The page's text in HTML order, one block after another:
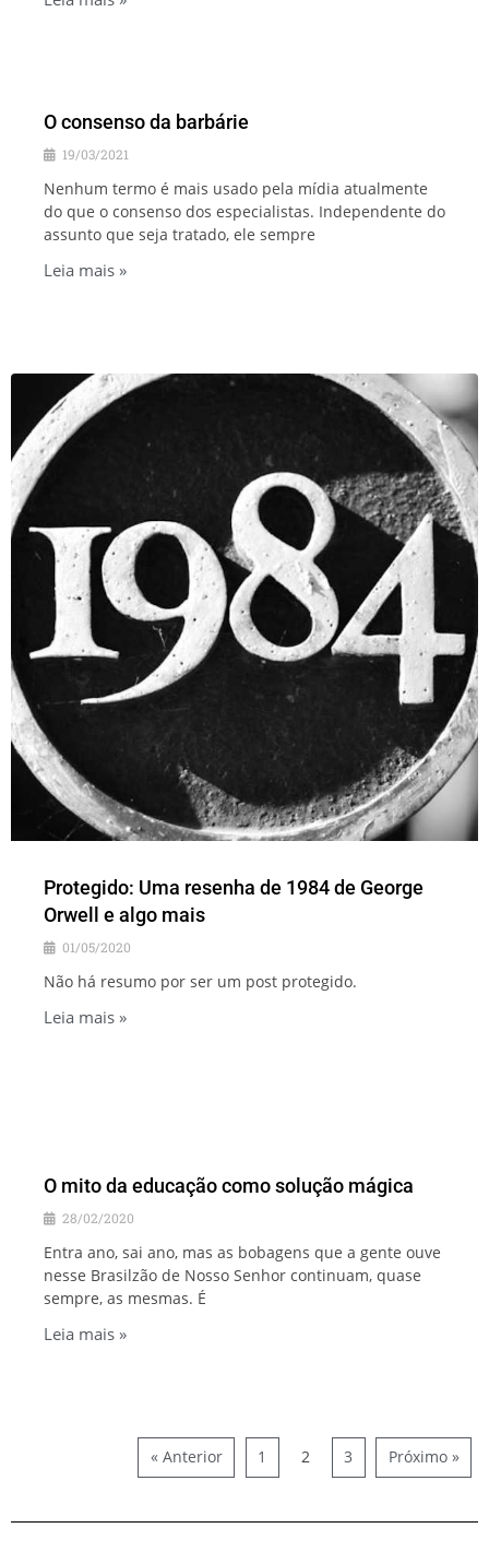
O consenso da barbárie
19/03/2021
Nenhum termo é mais usado pela mídia atualmente
do que o consenso dos especialistas. Independente do
assunto que seja tratado, ele sempre
Leia mais »
Protegido: Uma resenha de 1984 de George
Orwell e algo mais
01/05/2020
Não há resumo por ser um post protegido.
Leia mais »
O mito da educação como solução mágica
28/02/2020
Entra ano, sai ano, mas as bobagens que a gente ouve
nesse Brasilzão de Nosso Senhor continuam, quase
sempre, as mesmas. É
Leia mais »
« Anterior 1 2 3 Próximo »